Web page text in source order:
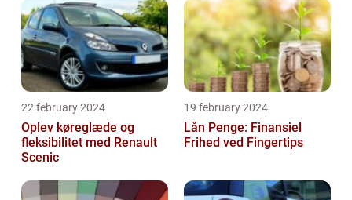
22 february 2024
Oplev køreglæde og
fleksibilitet med Renault
Scenic
19 february 2024
Lån Penge: Finansiel
Frihed ved Fingertips